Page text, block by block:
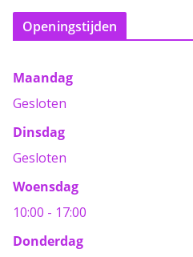
Openingstijden
Maandag
Gesloten
Dinsdag
Gesloten
Woensdag
10:00 - 17:00
Donderdag